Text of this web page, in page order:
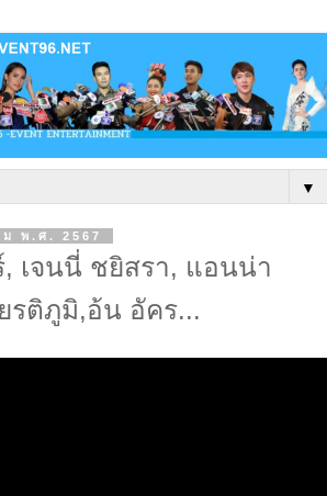
▼
ม พ.ศ. 2567
, เจนนี่ ชยิสรา, แอนน่า
รติภูมิ,อ้น อัคร...